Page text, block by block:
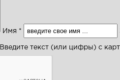
Имя *
Введите текст (или цифры) с